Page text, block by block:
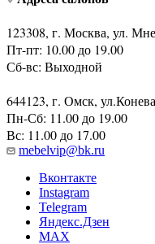
Адреса салонов
123308, г. Москва, ул.
Пт-пт: 10.00 до 19.00
Сб-вс: Выходной
644123, г. Омск, ул.Конева,
Пн-Сб: 11.00 до 19.00
mebelvip@bk.ru
Вконтакте
Instagram
Telegram